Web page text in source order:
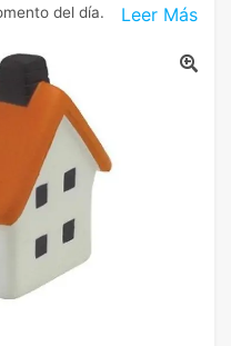
Leer Más
del día.